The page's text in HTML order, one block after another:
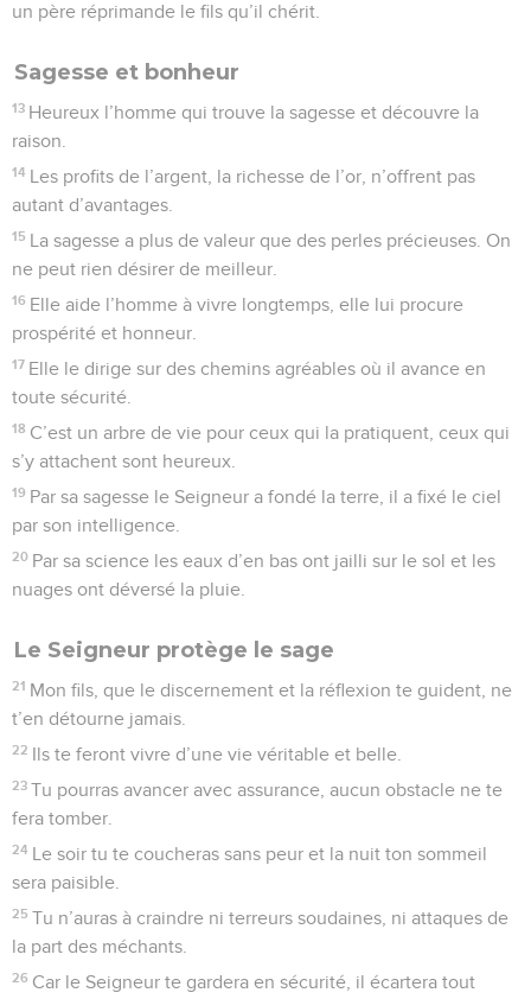
un père réprimande le fils qu’il chérit.
Sagesse et bonheur
13 Heureux l’homme qui trouve la sagesse et découvre la
raison.
14 Les profits de l’argent, la richesse de l’or, n’offrent pas
autant d’avantages.
15 La sagesse a plus de valeur que des perles précieuses. On
ne peut rien désirer de meilleur.
16 Elle aide l’homme à vivre longtemps, elle lui procure
prospérité et honneur.
17 Elle le dirige sur des chemins agréables où il avance en
toute sécurité.
18 C’est un arbre de vie pour ceux qui la pratiquent, ceux qui
s’y attachent sont heureux.
19 Par sa sagesse le Seigneur a fondé la terre, il a fixé le ciel
par son intelligence.
20 Par sa science les eaux d’en bas ont jailli sur le sol et les
nuages ont déversé la pluie.
Le Seigneur protège le sage
21 Mon fils, que le discernement et la réflexion te guident, ne
t’en détourne jamais.
22 Ils te feront vivre d’une vie véritable et belle.
23 Tu pourras avancer avec assurance, aucun obstacle ne te
fera tomber.
24 Le soir tu te coucheras sans peur et la nuit ton sommeil
sera paisible.
25 Tu n’auras à craindre ni terreurs soudaines, ni attaques de
la part des méchants.
26 Car le Seigneur te gardera en sécurité, il écartera tout